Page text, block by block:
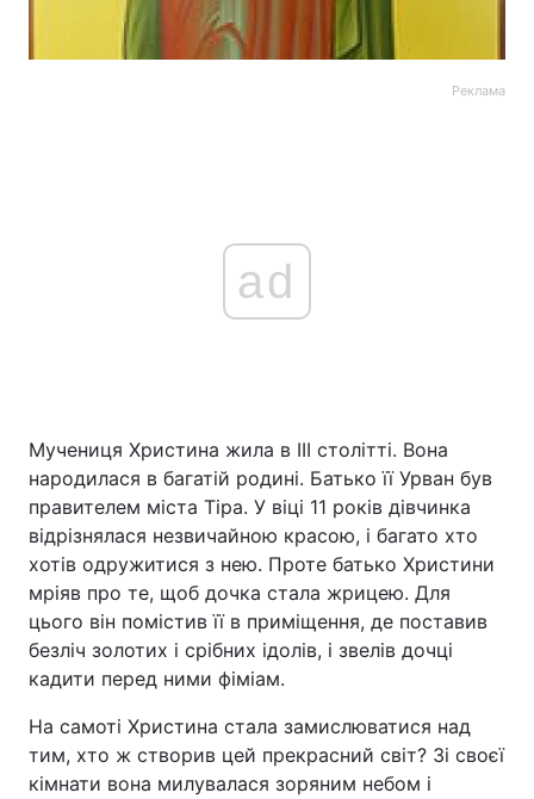
Реклама
ad
Мучениця Христина жила в III столітті. Вона
народилася в багатій родині. Батько її Урван був
правителем міста Тіра. У віці 11 років дівчинка
відрізнялася незвичайною красою, і багато хто
хотів одружитися з нею. Проте батько Христини
мріяв про те, щоб дочка стала жрицею. Для
цього він помістив її в приміщення, де поставив
безліч золотих і срібних ідолів, і звелів дочці
кадити перед ними фіміам.
На самоті Христина стала замислюватися над
тим, хто ж створив цей прекрасний світ? Зі своєї
кімнати вона милувалася зоряним небом і